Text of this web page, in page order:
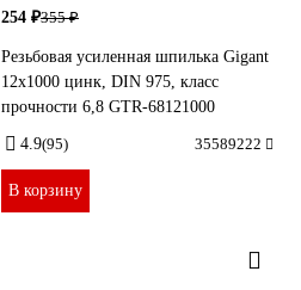
254 ₽355 ₽
Резьбовая усиленная шпилька Gigant
12x1000 цинк, DIN 975, класс
прочности 6,8 GTR-68121000
4.9(95) 35589222
В корзину